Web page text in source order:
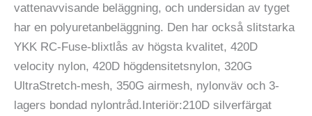
vattenavvisande beläggning, och undersidan av tyget
har en polyuretanbeläggning. Den har också slitstarka
YKK RC-Fuse-blixtlås av högsta kvalitet, 420D
velocity nylon, 420D högdensitetsnylon, 320G
UltraStretch-mesh, 350G airmesh, nylonväv och 3-
lagers bondad nylontråd.Interiör:210D silverfärgat